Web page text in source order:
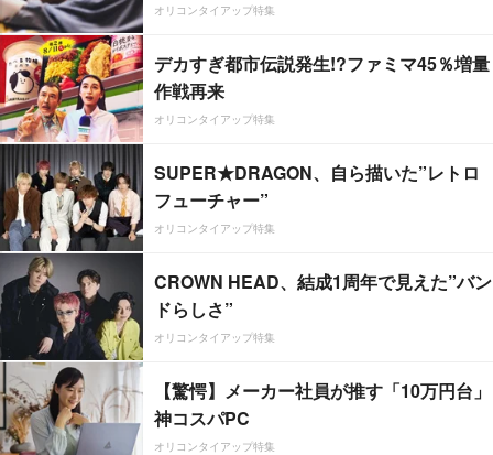
オリコンタイアップ特集
デカすぎ都市伝説発生!?ファミマ45％増量
作戦再来
オリコンタイアップ特集
SUPER★DRAGON、自ら描いた”レトロ
フューチャー”
オリコンタイアップ特集
CROWN HEAD、結成1周年で見えた”バン
ドらしさ”
オリコンタイアップ特集
【驚愕】メーカー社員が推す「10万円台」
神コスパPC
オリコンタイアップ特集